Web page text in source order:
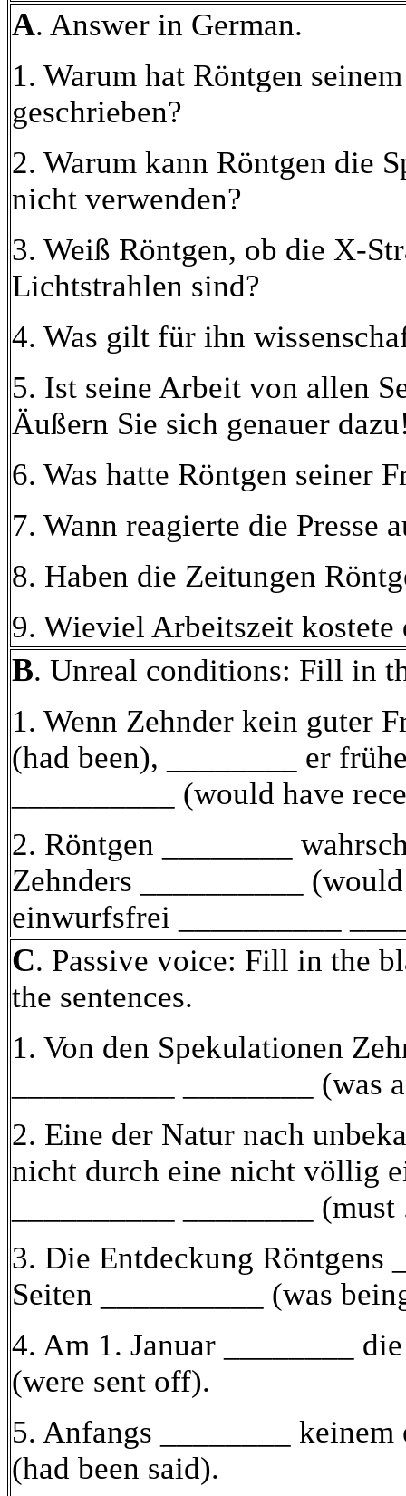
A. Answer in German.
1. Warum hat Röntgen
geschrieben?
2. Warum kann Röntgen die
nicht verwenden?
3. Weiß Röntgen, ob die X-
Lichtstrahlen sind?
4. Was gilt für ihn
5. Ist seine Arbeit von allen
Äußern Sie sich genauer
6. Was hatte Röntgen seiner
7. Wann reagierte die Presse
8. Haben die Zeitungen
9. Wieviel Arbeitszeit kostete
B. Unreal conditions: Fill in
1. Wenn Zehnder kein guter
(had been), ________ er
__________ (would have
2. Röntgen ________
Zehnders __________
einwurfsfrei __________
C. Passive voice: Fill in the
the sentences.
1. Von den Spekulationen
__________ ________ (was
2. Eine der Natur nach
nicht durch eine nicht völlig
__________ ________
3. Die Entdeckung Röntgens
Seiten __________ (was
4. Am 1. Januar ________
(were sent off).
5. Anfangs ________
(had been said).